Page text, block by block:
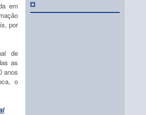
em
por
de
as
anos
o